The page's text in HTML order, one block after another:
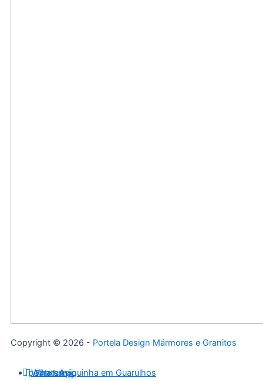
Copyright © 2026 - Portela Design Mármores e Granitos
WhatsApp
Telefone
pedra canjiquinha em Guarulhos